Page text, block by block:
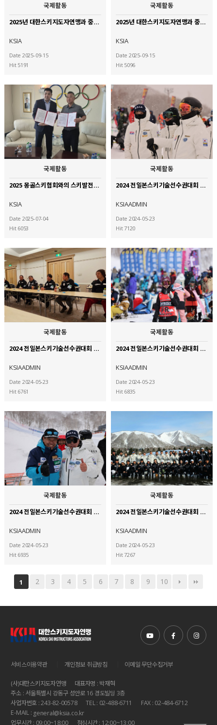
국제활동
2025년 대한스키지도자연맹과 중국연변설산비호스키구락부 업무 협약식
KSIA
Date 2025-09-15
Hit 5191
국제활동
2025년 대한스키지도자연맹과 중국길림시스키협회 업무 협약식
KSIA
Date 2025-09-15
Hit 5096
국제활동
2025 몽골스키협회와의 스키발전을 위한 협약식 진행
KSIA
Date 2025-07-04
Hit 6053
국제활동
2024 전일본스키기술선수권대회 참가 (7)
KSIAADMIN
Date 2024-05-23
Hit 7120
국제활동
2024 전일본스키기술선수권대회 참가 (6)
KSIAADMIN
Date 2024-05-23
Hit 6761
국제활동
2024 전일본스키기술선수권대회 참가 (5)
KSIAADMIN
Date 2024-05-23
Hit 6835
국제활동
2024 전일본스키기술선수권대회 참가 (4)
KSIAADMIN
Date 2024-05-23
Hit 6935
국제활동
2024 전일본스키기술선수권대회 참가 (3)
KSIAADMIN
Date 2024-05-23
Hit 7267
1 2 3 4 5 6 7 8 9 10
서비스이용약관 개인정보 취급방침 이메일 무단수집거부
(사)대한스키지도자연맹
대표자명 : 박재혁
주소 : 서울특별시 강동구 성안로 16 경도빌딩 3층
사업자번호 : 243-82-00578
TEL : 02-488-6711
FAX : 02-484-6712
E-MAIL : general@ksia.co.kr
업무시간 : 09:00~18:00
점심시간 : 12:00~13:00